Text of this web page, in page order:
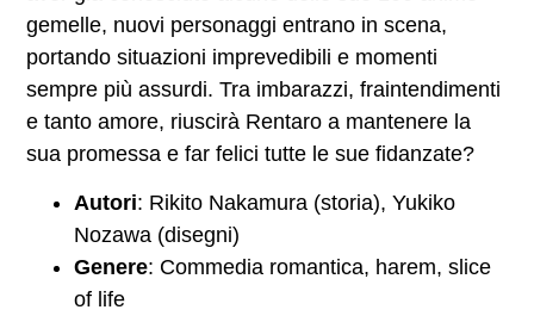
gemelle, nuovi personaggi entrano in scena,
portando situazioni imprevedibili e momenti
sempre più assurdi. Tra imbarazzi, fraintendimenti
e tanto amore, riuscirà Rentaro a mantenere la
sua promessa e far felici tutte le sue fidanzate?
Autori: Rikito Nakamura (storia), Yukiko
Nozawa (disegni)
Genere: Commedia romantica, harem, slice
of life